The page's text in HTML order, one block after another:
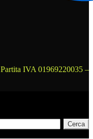
Partita IVA 01969220035 –
Cerca